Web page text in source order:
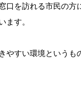
口を訪れる市民の
ます。
やすい環境という